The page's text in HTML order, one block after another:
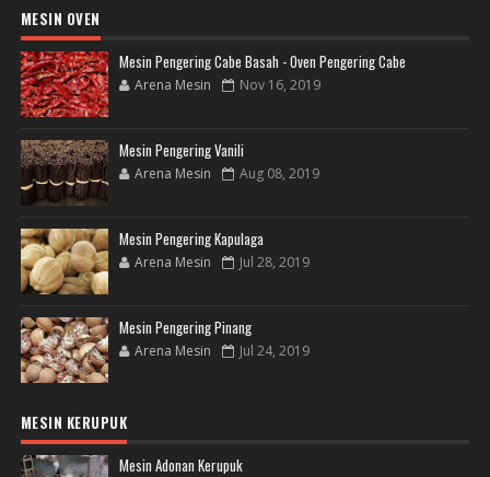
MESIN OVEN
Mesin Pengering Cabe Basah - Oven Pengering Cabe
Arena Mesin Nov 16, 2019
Mesin Pengering Vanili
Arena Mesin Aug 08, 2019
Mesin Pengering Kapulaga
Arena Mesin Jul 28, 2019
Mesin Pengering Pinang
Arena Mesin Jul 24, 2019
MESIN KERUPUK
Mesin Adonan Kerupuk